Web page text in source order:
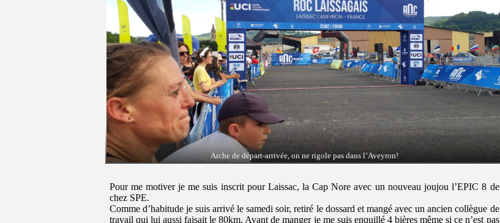
Arche de départ-arrivée, on ne rigole pas dans l’Aveyron!
Pour me motiver je me suis inscrit pour Laissac, la Cap Nore avec un nouveau joujou l’EPIC 8 de
chez SPE.
Comme d’habitude je suis arrivé le samedi soir, retiré le dossard et mangé avec un ancien collègue de
travail qui lui aussi faisait le 80km. Avant de manger je me suis enquillé 4 bières même si ce n’est pas